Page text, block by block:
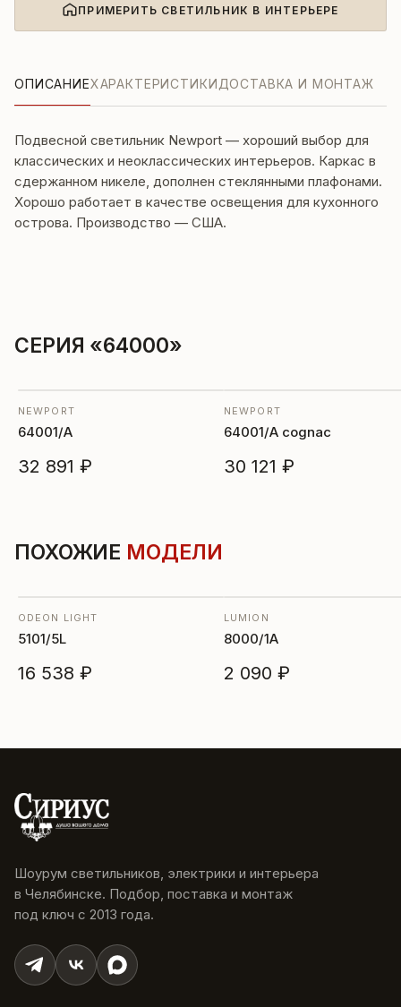
ПРИМЕРИТЬ СВЕТИЛЬНИК В ИНТЕРЬЕРЕ
ОПИСАНИЕХАРАКТЕРИСТИКИДОСТАВКА И МОНТАЖ
Подвесной светильник Newport — хороший выбор для
классических и неоклассических интерьеров. Каркас в
сдержанном никеле, дополнен стеклянными плафонами.
Хорошо работает в качестве освещения для кухонного
острова. Производство — США.
СЕРИЯ «64000»
NEWPORT
64001/A
32 891 ₽
NEWPORT
64001/A cognac
30 121 ₽
ПОХОЖИЕ МОДЕЛИ
ODEON LIGHT
5101/5L
16 538 ₽
LUMION
8000/1A
2 090 ₽
Шоурум светильников, электрики и интерьера
в Челябинске. Подбор, поставка и монтаж
под ключ с 2013 года.